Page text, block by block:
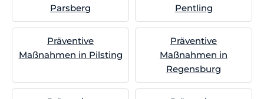
Parsberg
Pentling
Präventive
Maßnahmen in Pilsting
Präventive
Maßnahmen in
Regensburg